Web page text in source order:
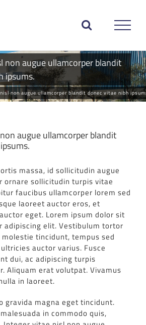
non augue ullamcorper blandit
ipsums.
non augue ullamcorper blandit donec vitae nibh
augue ullamcorper blandit
massa, id sollicitudin augue
ornare sollicitudin turpis vitae
faucibus ullamcorper lorem sed
laoreet auctor eros, et
eget. Lorem ipsum dolor sit
adipiscing elit. Vestibulum tortor
tincidunt, tempus sed
auctor varius. Fusce
dui, ac adipiscing turpis
Aliquam erat volutpat. Vivamus
in laoreet.
gravida magna eget tincidunt.
in commodo quis,